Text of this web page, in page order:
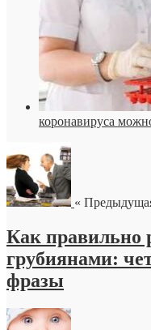
коронавируса
«
Как правильно
грубиянами:
фразы